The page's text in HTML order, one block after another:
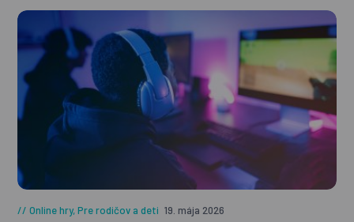
Online hry,Pre rodičov a deti 19. mája 2026